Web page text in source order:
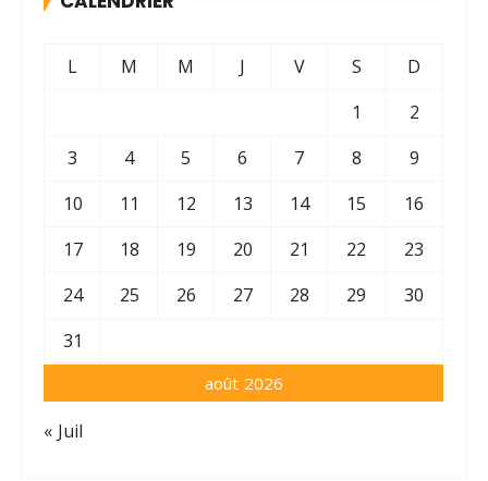
août 2026
L M M J V S
D
1
2
3
4 5 6 7 8
9
10
11 12 13 14 15
16
17
18 19 20 21 22
23
24
25 26 27 28 29
30
31
« Juil